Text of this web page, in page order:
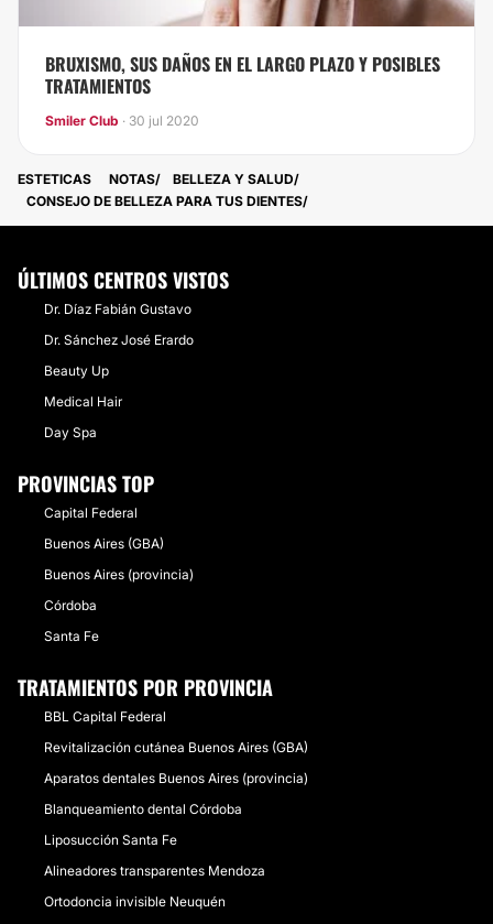
BRUXISMO, SUS DAÑOS EN EL LARGO PLAZO Y POSIBLES
TRATAMIENTOS
Smiler Club · 30 jul 2020
ESTETICAS NOTAS
BELLEZA Y SALUD
CONSEJO DE BELLEZA PARA TUS DIENTES
ÚLTIMOS CENTROS VISTOS
Dr. Díaz Fabián Gustavo
Dr. Sánchez José Erardo
Beauty Up
Medical Hair
Day Spa
PROVINCIAS TOP
Capital Federal
Buenos Aires (GBA)
Buenos Aires (provincia)
Córdoba
Santa Fe
TRATAMIENTOS POR PROVINCIA
BBL Capital Federal
Revitalización cutánea Buenos Aires (GBA)
Aparatos dentales Buenos Aires (provincia)
Blanqueamiento dental Córdoba
Liposucción Santa Fe
Alineadores transparentes Mendoza
Ortodoncia invisible Neuquén